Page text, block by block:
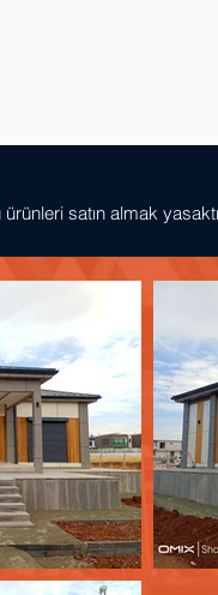
satın almak